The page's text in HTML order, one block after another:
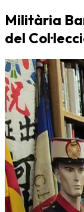
Militària
del